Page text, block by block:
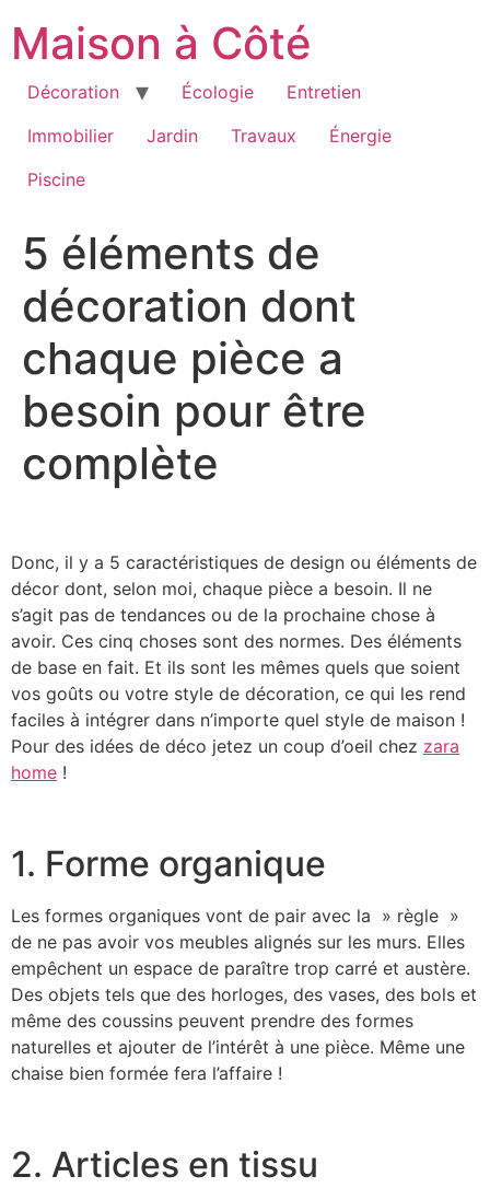
contenu
Maison à Côté
Décoration Écologie
Entretien
Immobilier
Jardin Travaux
Énergie
Piscine
5 éléments de
décoration dont
chaque pièce a
besoin pour être
complète
Donc, il y a 5 caractéristiques de design ou éléments de
décor dont, selon moi, chaque pièce a besoin. Il ne
s’agit pas de tendances ou de la prochaine chose à
avoir. Ces cinq choses sont des normes. Des éléments
de base en fait. Et ils sont les mêmes quels que soient
vos goûts ou votre style de décoration, ce qui les rend
faciles à intégrer dans n’importe quel style de maison !
Pour des idées de déco jetez un coup d’oeil chez zara
home !
1. Forme organique
Les formes organiques vont de pair avec la » règle »
de ne pas avoir vos meubles alignés sur les murs. Elles
empêchent un espace de paraître trop carré et austère.
Des objets tels que des horloges, des vases, des bols et
même des coussins peuvent prendre des formes
naturelles et ajouter de l’intérêt à une pièce. Même une
chaise bien formée fera l’affaire !
2. Articles en tissu